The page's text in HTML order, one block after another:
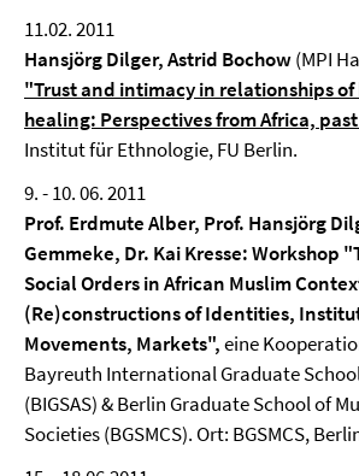
11.02. 2011
Hansjörg Dilger, Astrid Bochow(MPI
"Trust and intimacy in relationships
healing: Perspectives from Africa,
Institut für Ethnologie, FU Berlin.
9. - 10. 06. 2011
Prof. Erdmute Alber, Prof. Hansjörg
Gemmeke, Dr. Kai Kresse:Workshop
Social Orders in African Muslim
(Re)constructions of Identities,
Movements, Markets",eine
Bayreuth International Graduate
(BIGSAS) & Berlin Graduate School of
Societies (BGSMCS). Ort: BGSMCS,